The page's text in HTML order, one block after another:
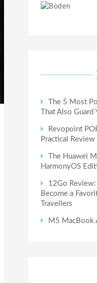
The 5 Most
That Also Guard
Revopoint
Practical
The Huawei
HarmonyOS
12Go
Become a
Travellers
M5 MacBook